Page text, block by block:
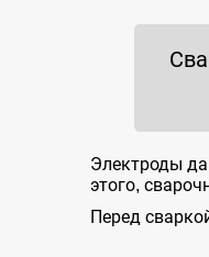
Электроды
этого,
Перед